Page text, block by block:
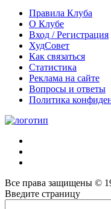
Правила Клуба
О Клубе
Вход / Регистрация
ХудСовет
Как связаться
Статистика
Реклама на сайте
Вопросы и ответы
Политика
Все права защищены ©
Введите страницу